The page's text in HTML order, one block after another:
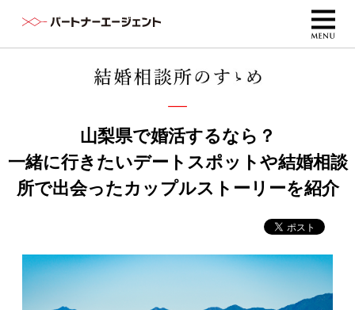
山梨県で婚活するなら？
一緒に行きたいデートスポットや結婚相談
所で出会ったカップルストーリーを紹介